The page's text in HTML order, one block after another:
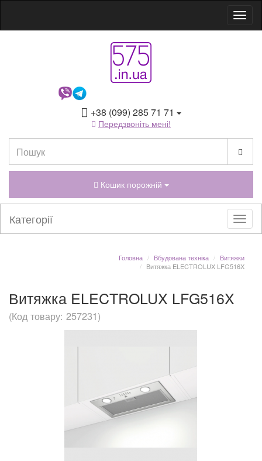
+38 (099) 285 71 71
Передзвоніть мені!
Кошик порожній
Категорії
Головна Вбудована техніка
Витяжки
Витяжка ELECTROLUX LFG516X
Витяжка ELECTROLUX LFG516X
(Код товару: 257231)